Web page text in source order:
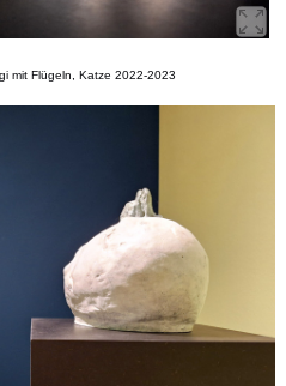
mit Flügeln, Katze 2022-2023